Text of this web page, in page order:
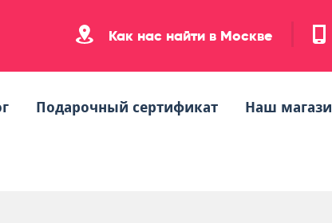
Как нас найти в Москве
Подарочный сертификат Наш